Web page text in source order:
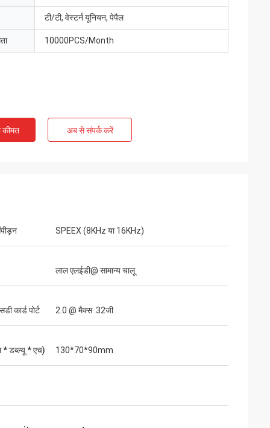
टी/टी, वेस्टर्न यूनियन, पेपैल
10000PCS/Month
कीमत अब से संपर्क करें
SPEEX (8KHz या 16KHz)
लाल एलईडी@ सामान्य चालू
कार्ड पोर्ट 2.0 @ मैक्स .32जी
* डब्ल्यू * एच) 130*70*90mm